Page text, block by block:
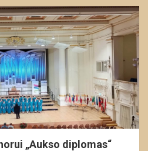
„Aukso diplomas“